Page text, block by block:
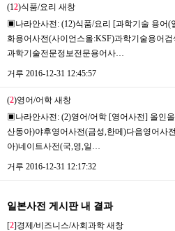
(12)식품/요리 새창
▣나라안사전: (12)식품/요리 [과학기술 용어(
화용어사전(사이언스올:KSF)과학기술용어
과학기술전문정보전문용어사…
거루 2016-12-31 12:45:57
(2)영어/어학 새창
▣나라안사전: (2)영어/어학 [영어사전] 올인
산동아)야후영어사전(금성,한메)다음영어사
아)네이트사전(국,영,일…
거루 2016-12-31 12:17:32
일본사전 게시판 내 결과
[2]경제/비즈니스/사회과학 새창